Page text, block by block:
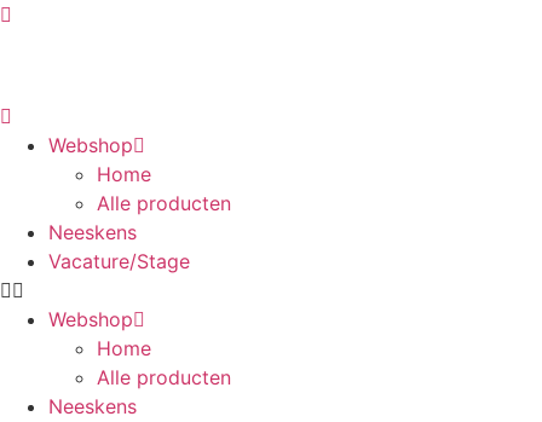
Ga
Webshop
Home
Alle producten
Neeskens
Vacature/Stage
Webshop
Home
Alle producten
Neeskens